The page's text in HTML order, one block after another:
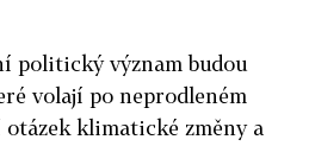
politický význam budou
volají po neprodleném
klimatické změny a